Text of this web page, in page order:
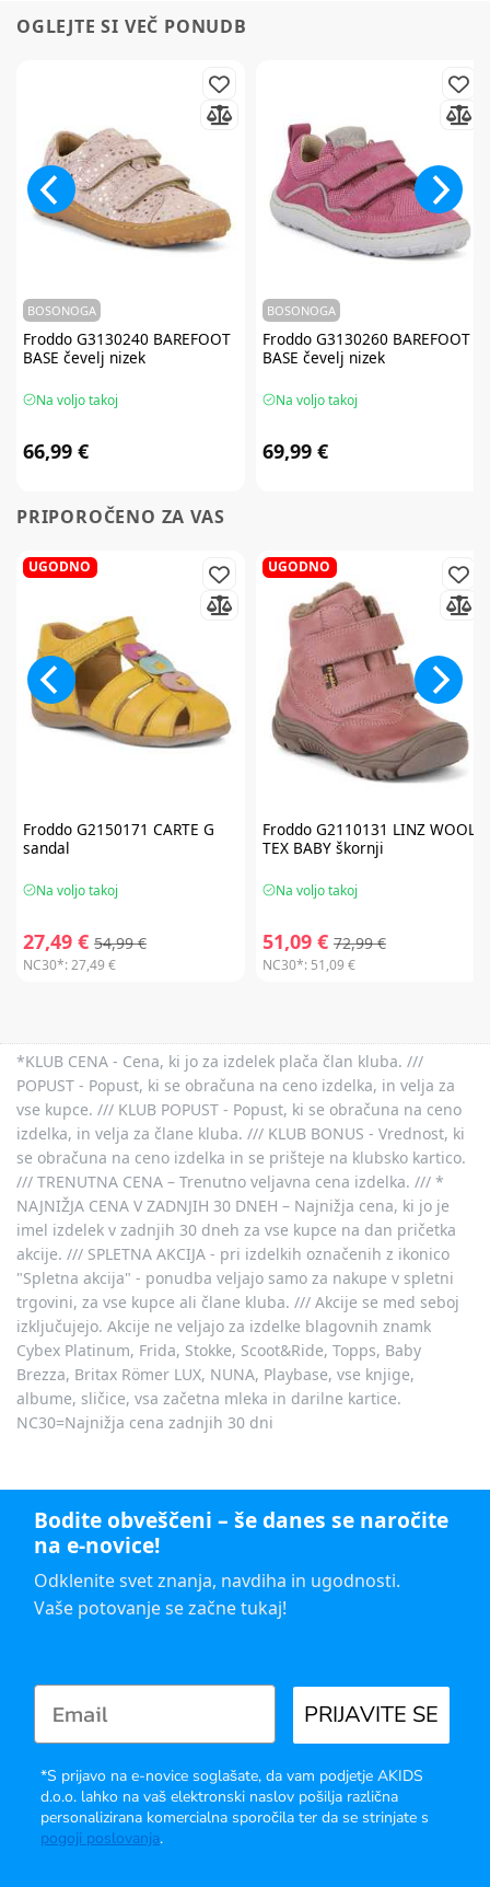
OGLEJTE SI VEČ PONUDB
BOSONOGA
FroddoG3130240 BAREFOOT
BASE čevelj nizek
Na voljo takoj
66,99 €
BOSONOGA
FroddoG3130260 BAREFOOT
BASE čevelj nizek
Na voljo takoj
69,99 €
PRIPOROČENO ZA VAS
UGODNO
FroddoG2150171 CARTE G
sandal
Na voljo takoj
27,49 € 54,99 €
NC30*:27,49 €
UGODNO
FroddoG2110131 LINZ WOOL
TEX BABY škornji
Na voljo takoj
51,09 € 72,99 €
NC30*: 51,09 €
*KLUB CENA - Cena, ki jo za izdelek plača član kluba. ///
POPUST - Popust, ki se obračuna na ceno izdelka, in velja za
vse kupce. /// KLUB POPUST - Popust, ki se obračuna na ceno
izdelka, in velja za člane kluba. /// KLUB BONUS - Vrednost, ki
se obračuna na ceno izdelka in se prišteje na klubsko kartico.
/// TRENUTNA CENA – Trenutno veljavna cena izdelka. /// *
NAJNIŽJA CENA V ZADNJIH 30 DNEH – Najnižja cena, ki jo je
imel izdelek v zadnjih 30 dneh za vse kupce na dan pričetka
akcije. /// SPLETNA AKCIJA - pri izdelkih označenih z ikonico
"Spletna akcija" - ponudba veljajo samo za nakupe v spletni
trgovini, za vse kupce ali člane kluba. /// Akcije se med seboj
izključujejo. Akcije ne veljajo za izdelke blagovnih znamk
Cybex Platinum, Frida, Stokke, Scoot&Ride, Topps, Baby
Brezza, Britax Römer LUX, NUNA, Playbase, vse knjige,
albume, sličice, vsa začetna mleka in darilne kartice.
NC30=Najnižja cena zadnjih 30 dni
Bodite obveščeni – še danes se naročite
na e-novice!
Odklenite svet znanja, navdiha in ugodnosti.
Vaše potovanje se začne tukaj!
PRIJAVITE SE
*S prijavo na e-novice soglašate, da vam podjetje AKIDS
d.o.o. lahko na vaš elektronski naslov pošilja različna
personalizirana komercialna sporočila ter da se strinjate s
pogoji poslovanja.